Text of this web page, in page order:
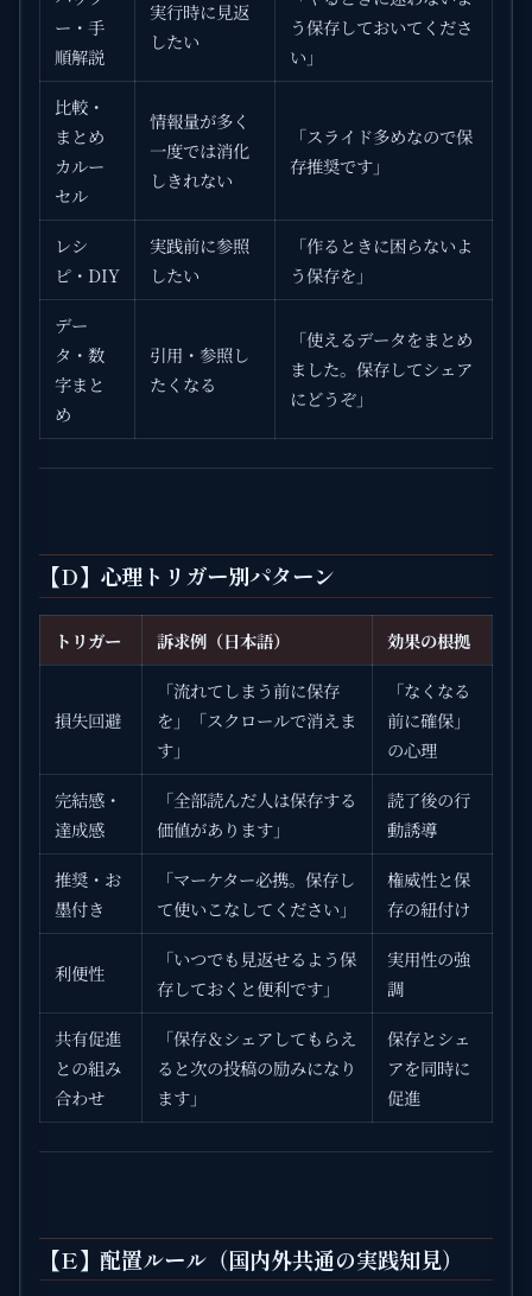
ー・手
順解説
実行時に見返
したい
う保存しておいてくださ
い」
比較・
まとめ
カルー
セル
情報量が多く
一度では消化
しきれない
「スライド多めなので保
存推奨です」
レシ
ピ・DIY
実践前に参照
したい
「作るときに困らないよ
う保存を」
デー
タ・数
字まと
め
引用・参照し
たくなる
「使えるデータをまとめ
ました。保存してシェア
にどうぞ」
【D】心理トリガー別パターン
トリガー 訴求例（日本語） 効果の根拠
損失回避
「流れてしまう前に保存
を」「スクロールで消えま
す」
「なくなる
前に確保」
の心理
完結感・
達成感
「全部読んだ人は保存する
価値があります」
読了後の行
動誘導
推奨・お
墨付き
「マーケター必携。保存し
て使いこなしてください」
権威性と保
存の紐付け
利便性
「いつでも見返せるよう保
存しておくと便利です」
実用性の強
調
共有促進
との組み
合わせ
「保存＆シェアしてもらえ
ると次の投稿の励みになり
ます」
保存とシェ
アを同時に
促進
【E】配置ルール（国内外共通の実践知見）